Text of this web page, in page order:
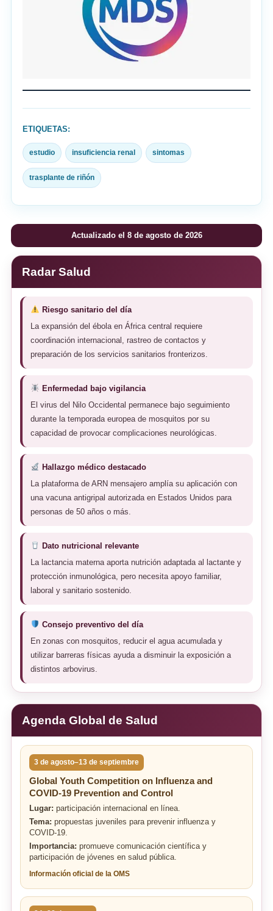
ETIQUETAS:
estudio insuficiencia renal sintomas
trasplante de riñón
Actualizado el 8 de agosto de 2026
Radar Salud
Riesgo sanitario del día
La expansión del ébola en África central requiere
coordinación internacional, rastreo de contactos y
preparación de los servicios sanitarios fronterizos.
Enfermedad bajo vigilancia
El virus del Nilo Occidental permanece bajo seguimiento
durante la temporada europea de mosquitos por su
capacidad de provocar complicaciones neurológicas.
Hallazgo médico destacado
La plataforma de ARN mensajero amplía su aplicación con
una vacuna antigripal autorizada en Estados Unidos para
personas de 50 años o más.
Dato nutricional relevante
La lactancia materna aporta nutrición adaptada al lactante y
protección inmunológica, pero necesita apoyo familiar,
laboral y sanitario sostenido.
Consejo preventivo del día
En zonas con mosquitos, reducir el agua acumulada y
utilizar barreras físicas ayuda a disminuir la exposición a
distintos arbovirus.
Agenda Global de Salud
3 de agosto–13 de septiembre
Global Youth Competition on Influenza and
COVID-19 Prevention and Control
Lugar: participación internacional en línea.
Tema: propuestas juveniles para prevenir influenza y
COVID-19.
Importancia: promueve comunicación científica y
participación de jóvenes en salud pública.
Información oficial de la OMS